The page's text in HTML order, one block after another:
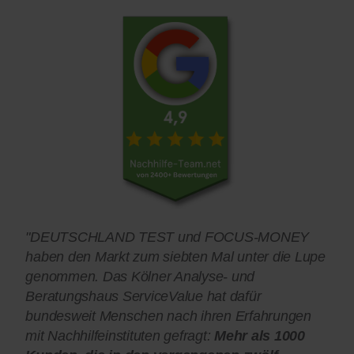
"DEUTSCHLAND TEST und FOCUS-MONEY
haben den Markt zum siebten Mal unter die Lupe
genommen. Das Kölner Analyse- und
Beratungshaus ServiceValue hat dafür
bundesweit Menschen nach ihren Erfahrungen
mit Nachhilfeinstituten gefragt: Mehr als 1000